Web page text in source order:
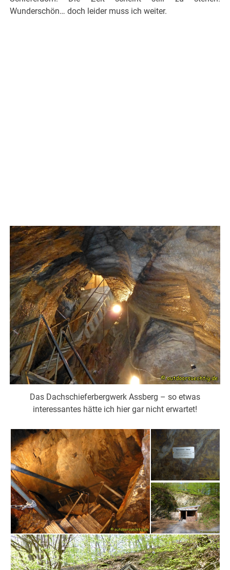
Wunderschön… doch leider muss ich weiter.
Das Dachschieferbergwerk Assberg – so etwas
interessantes hätte ich hier gar nicht erwartet!